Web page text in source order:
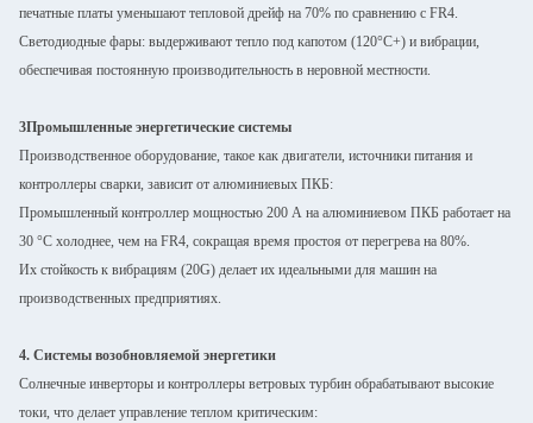
печатные платы уменьшают тепловой дрейф на 70% по сравнению с FR4.
Светодиодные фары: выдерживают тепло под капотом (120°C+) и вибрации,
обеспечивая постоянную производительность в неровной местности.
3Промышленные энергетические системы
Производственное оборудование, такое как двигатели, источники питания и
контроллеры сварки, зависит от алюминиевых ПКБ:
Промышленный контроллер мощностью 200 А на алюминиевом ПКБ работает на
30 °C холоднее, чем на FR4, сокращая время простоя от перегрева на 80%.
Их стойкость к вибрациям (20G) делает их идеальными для машин на
производственных предприятиях.
4. Системы возобновляемой энергетики
Солнечные инверторы и контроллеры ветровых турбин обрабатывают высокие
токи, что делает управление теплом критическим: